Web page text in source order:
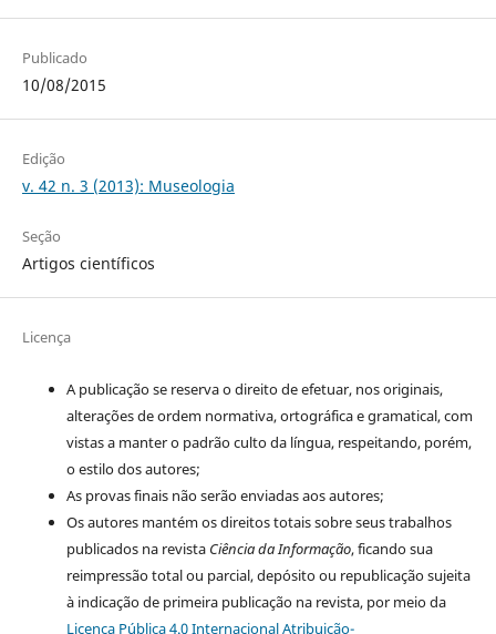
Publicado
10/08/2015
Edição
v. 42 n. 3 (2013): Museologia
Seção
Artigos científicos
Licença
A publicação se reserva o direito de efetuar, nos originais,
alterações de ordem normativa, ortográfica e gramatical, com
vistas a manter o padrão culto da língua, respeitando, porém,
o estilo dos autores;
As provas finais não serão enviadas aos autores;
Os autores mantém os direitos totais sobre seus trabalhos
publicados na revista Ciência da Informação, ficando sua
reimpressão total ou parcial, depósito ou republicação sujeita
à indicação de primeira publicação na revista, por meio da
Licença Pública 4.0 Internacional Atribuição-